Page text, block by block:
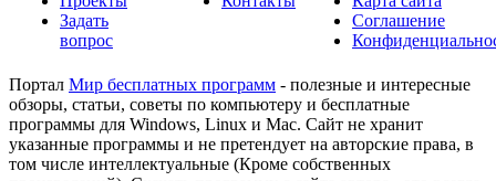
Задать
вопрос
Соглашение
Портал Мир бесплатных программ - полезные и интересные
обзоры, статьи, советы по компьютеру и бесплатные
программы для Windows, Linux и Mac. Сайт не хранит
указанные программы и не претендует на авторские права, в
том числе интеллектуальные (Кроме собственных